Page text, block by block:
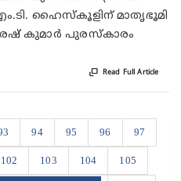
ഹൈസ്കൂളിന് മാതൃഭൂമി
കുമാർ പുരസ്കാരം
 Read Full Article
94 95 96 97
102 103 104 105